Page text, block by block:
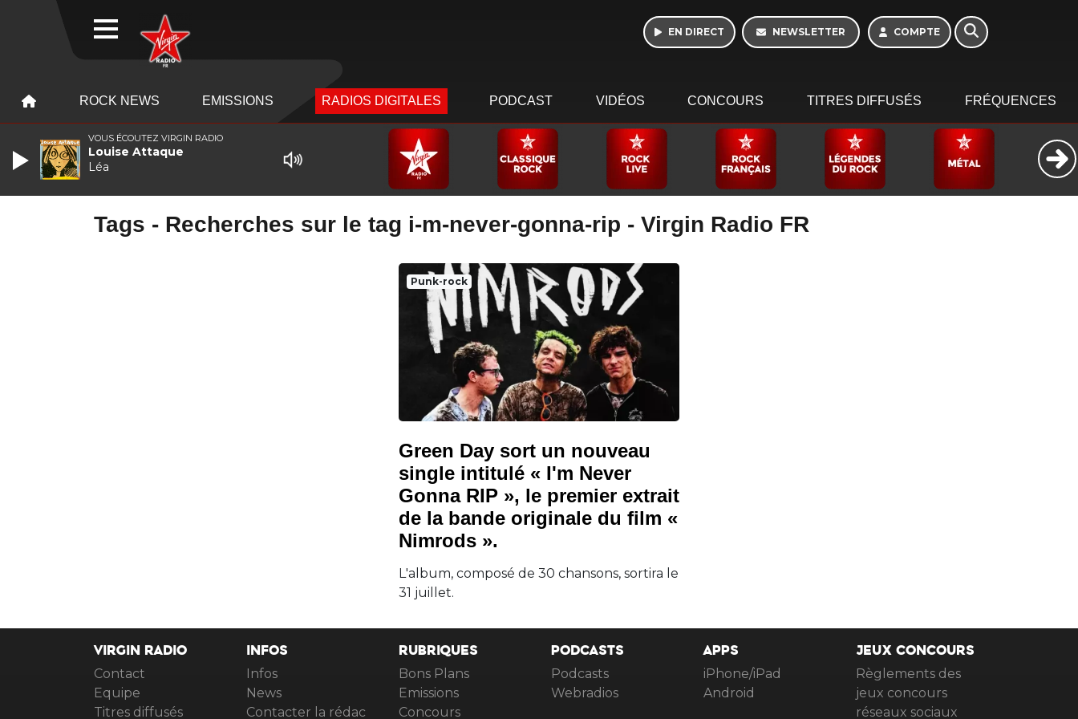
EN DIRECT NEWSLETTER COMPTE
ROCK NEWS EMISSIONS RADIOS DIGITALES PODCAST VIDÉOS CONCOURS TITRES DIFFUSÉS FRÉQUENCES
Tags - Recherches sur le tag i-m-never-gonna-rip - Virgin Radio FR
Punk-rock
Green Day sort un nouveau
single intitulé « I'm Never
Gonna RIP », le premier extrait
de la bande originale du film «
Nimrods ».
L'album, composé de 30 chansons, sortira le
31 juillet.
VIRGIN RADIO
Contact
Equipe
Titres diffusés
INFOS
Infos
News
Contacter la rédac
RUBRIQUES
Bons Plans
Emissions
Concours
PODCASTS
Podcasts
Webradios
APPS
iPhone/iPad
Android
JEUX CONCOURS
Règlements des
jeux concours
réseaux sociaux
VOUS ÉCOUTEZ VIRGIN RADIO
Louise Attaque
Léa
WEBRADIO